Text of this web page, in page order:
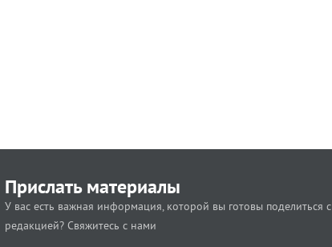
Прислать материалы
У вас есть важная информация, которой вы готовы поделиться с
редакцией? Свяжитесь с нами